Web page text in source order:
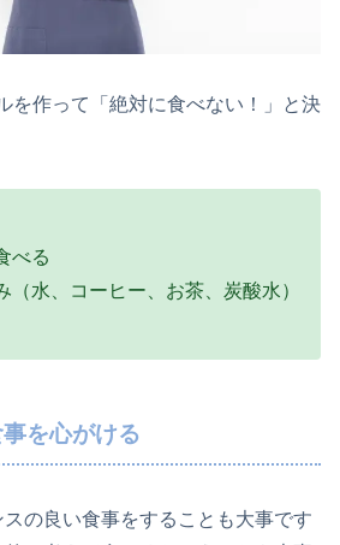
を作って「絶対に食べない！」と決
べる
（水、コーヒー、お茶、炭酸水）
を心がける
の良い食事をすることも大事です